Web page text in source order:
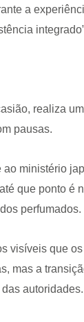
a
realiza
pausas.
ministério
que ponto é
perfumados.
visíveis que
mas a
autoridades.
CRF-
do